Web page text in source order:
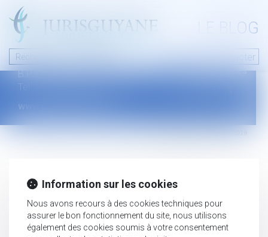
LE BLOG
Nous contacter
46 avenue de la liberté
B.P.315 - 97327 Cayenne Cedex
Tel : +594 594 29 45 35
www.jurisguyane.com
Mentions légales
Information sur les cookies
Nous avons recours à des cookies techniques pour
assurer le bon fonctionnement du site, nous utilisons
également des cookies soumis à votre consentement